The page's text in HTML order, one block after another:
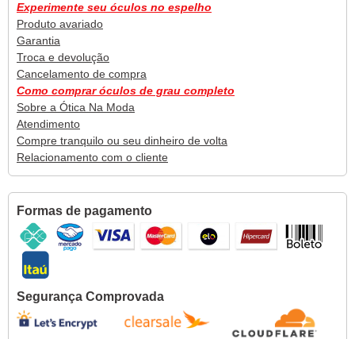
Experimente seu óculos no espelho
Produto avariado
Garantia
Troca e devolução
Cancelamento de compra
Como comprar óculos de grau completo
Sobre a Ótica Na Moda
Atendimento
Compre tranquilo ou seu dinheiro de volta
Relacionamento com o cliente
Formas de pagamento
Segurança Comprovada